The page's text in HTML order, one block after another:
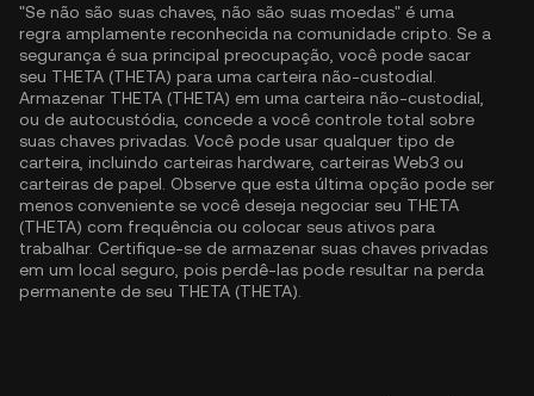
"Se não são suas chaves, não são suas moedas" é uma
regra amplamente reconhecida na comunidade cripto. Se a
segurança é sua principal preocupação, você pode sacar
seu THETA (THETA) para uma carteira não-custodial.
Armazenar THETA (THETA) em uma carteira não-custodial,
ou de autocustódia, concede a você controle total sobre
suas chaves privadas. Você pode usar qualquer tipo de
carteira, incluindo carteiras hardware, carteiras Web3 ou
carteiras de papel. Observe que esta última opção pode ser
menos conveniente se você deseja negociar seu THETA
(THETA) com frequência ou colocar seus ativos para
trabalhar. Certifique-se de armazenar suas chaves privadas
em um local seguro, pois perdê-las pode resultar na perda
permanente de seu THETA (THETA).